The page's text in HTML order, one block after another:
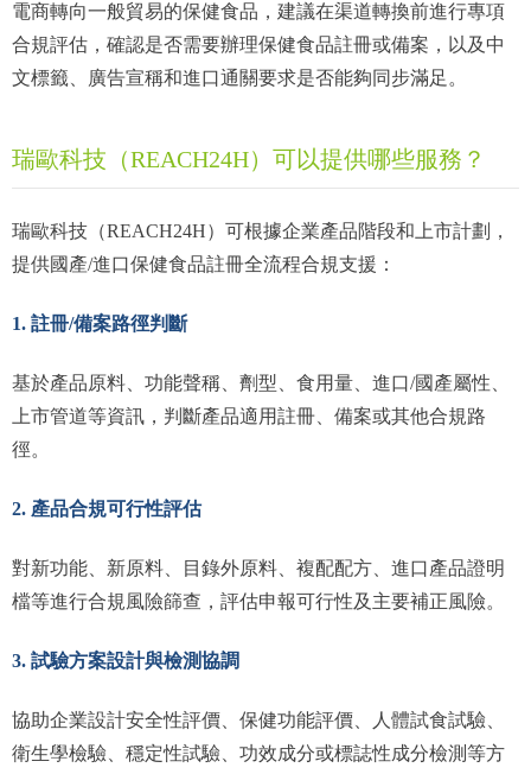
電商轉向一般貿易的保健食品，建議在渠道轉換前進行專項
合規評估，確認是否需要辦理保健食品註冊或備案，以及中
文標籤、廣告宣稱和進口通關要求是否能夠同步滿足。
瑞歐科技（REACH24H）可以提供哪些服務？
瑞歐科技（REACH24H）可根據企業產品階段和上市計劃，
提供國產/進口保健食品註冊全流程合規支援：
1. 註冊/備案路徑判斷
基於產品原料、功能聲稱、劑型、食用量、進口/國產屬性、
上市管道等資訊，判斷產品適用註冊、備案或其他合規路
徑。
2. 產品合規可行性評估
對新功能、新原料、目錄外原料、複配配方、進口產品證明
檔等進行合規風險篩查，評估申報可行性及主要補正風險。
3. 試驗方案設計與檢測協調
協助企業設計安全性評價、保健功能評價、人體試食試驗、
衛生學檢驗、穩定性試驗、功效成分或標誌性成分檢測等方